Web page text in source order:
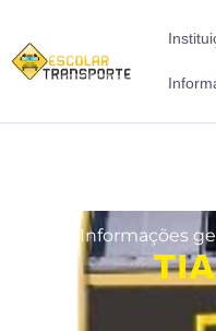
Informações